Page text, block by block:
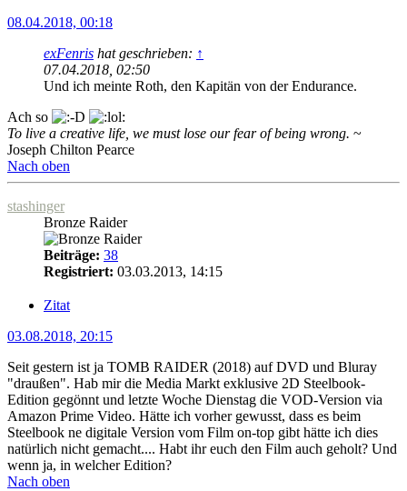
08.04.2018, 00:18
exFenris hat geschrieben: ↑
07.04.2018, 02:50
Und ich meinte Roth, den Kapitän von der Endurance.
Ach so
To live a creative life, we must lose our fear of being wrong. ~
Joseph Chilton Pearce
Nach oben
stashinger
Bronze Raider
Beiträge: 38
Registriert: 03.03.2013, 14:15
Zitat
03.08.2018, 20:15
Seit gestern ist ja TOMB RAIDER (2018) auf DVD und Bluray
"draußen". Hab mir die Media Markt exklusive 2D Steelbook-
Edition gegönnt und letzte Woche Dienstag die VOD-Version via
Amazon Prime Video. Hätte ich vorher gewusst, dass es beim
Steelbook ne digitale Version vom Film on-top gibt hätte ich dies
natürlich nicht gemacht.... Habt ihr euch den Film auch geholt? Und
wenn ja, in welcher Edition?
Nach oben